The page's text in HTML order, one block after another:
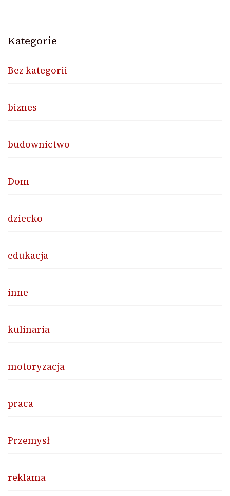
Kategorie
Bez kategorii
biznes
budownictwo
Dom
dziecko
edukacja
inne
kulinaria
motoryzacja
praca
Przemysł
reklama